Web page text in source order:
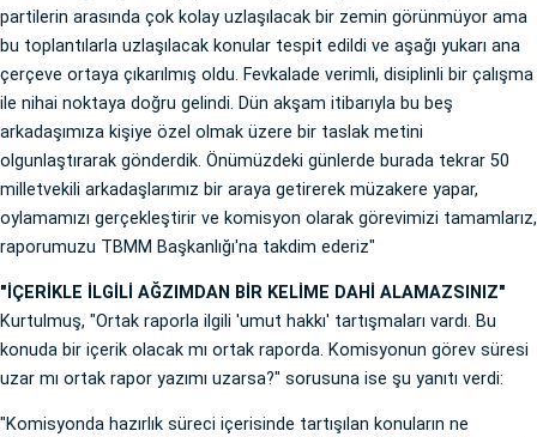
partilerin arasında çok kolay uzlaşılacak bir zemin görünmüyor ama
bu toplantılarla uzlaşılacak konular tespit edildi ve aşağı yukarı ana
çerçeve ortaya çıkarılmış oldu. Fevkalade verimli, disiplinli bir çalışma
ile nihai noktaya doğru gelindi. Dün akşam itibarıyla bu beş
arkadaşımıza kişiye özel olmak üzere bir taslak metini
olgunlaştırarak gönderdik. Önümüzdeki günlerde burada tekrar 50
milletvekili arkadaşlarımız bir araya getirerek müzakere yapar,
oylamamızı gerçekleştirir ve komisyon olarak görevimizi tamamlarız,
raporumuzu TBMM Başkanlığı'na takdim ederiz"
"İÇERİKLE İLGİLİ AĞZIMDAN BİR KELİME DAHİ ALAMAZSINIZ"
Kurtulmuş, "Ortak raporla ilgili 'umut hakkı' tartışmaları vardı. Bu
konuda bir içerik olacak mı ortak raporda. Komisyonun görev süresi
uzar mı ortak rapor yazımı uzarsa?" sorusuna ise şu yanıtı verdi:
"Komisyonda hazırlık süreci içerisinde tartışılan konuların ne